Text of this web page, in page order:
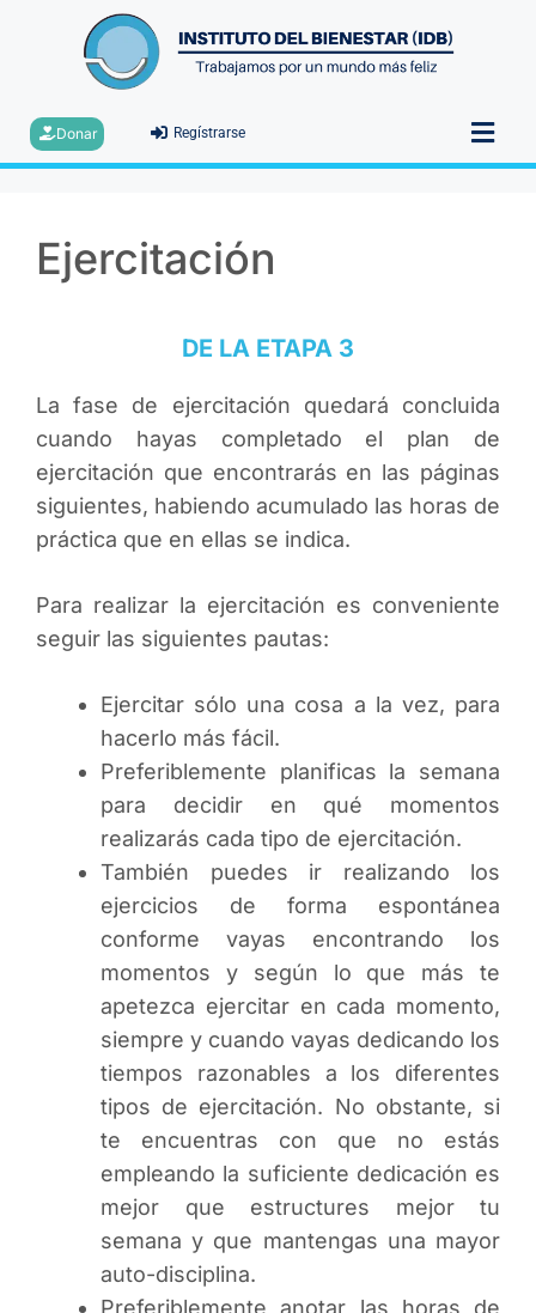
Donar Regístrarse
Ejercitación
DE LA ETAPA 3
La fase de ejercitación quedará concluida
cuando hayas completado el plan de
ejercitación que encontrarás en las páginas
siguientes, habiendo acumulado las horas de
práctica que en ellas se indica.
Para realizar la ejercitación es conveniente
seguir las siguientes pautas:
Ejercitar sólo una cosa a la vez, para
hacerlo más fácil.
Preferiblemente planificas la semana
para decidir en qué momentos
realizarás cada tipo de ejercitación.
También puedes ir realizando los
ejercicios de forma espontánea
conforme vayas encontrando los
momentos y según lo que más te
apetezca ejercitar en cada momento,
siempre y cuando vayas dedicando los
tiempos razonables a los diferentes
tipos de ejercitación. No obstante, si
te encuentras con que no estás
empleando la suficiente dedicación es
mejor que estructures mejor tu
semana y que mantengas una mayor
auto-disciplina.